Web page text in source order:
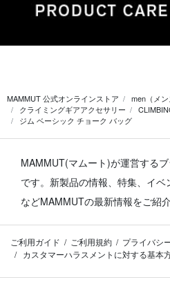
MAMMUT 公式オンラインストア men（メン
クライミングギアアクセサリー
ジム ベーシック チョーク バッグ
MAMMUT(マムート)が運営する
です。 新製品の情報、特集、イ
などMAMMUTの最新情報をご紹介
ご利用ガイド ご利用規約
プライバシ
カスタマーハラスメントに対する基本